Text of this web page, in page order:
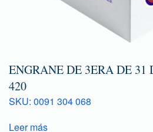
ENGRANE DE 3ERA DE 31
420
SKU: 0091 304 068
Leer más